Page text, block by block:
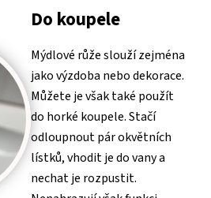
Do koupele
Mýdlové růže slouží zejména
jako výzdoba nebo dekorace.
Můžete je však také použít
do horké koupele. Stačí
odloupnout pár okvětních
lístků, vhodit je do vany a
nechat je rozpustit.